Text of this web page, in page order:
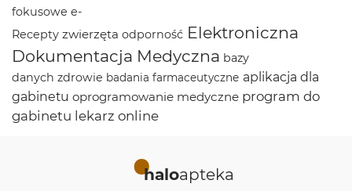
fokusowe e-
Recepty zwierzęta odporność Elektroniczna
Dokumentacja Medyczna bazy
danych zdrowie badania farmaceutyczne aplikacja dla
gabinetu oprogramowanie medyczne program do
gabinetu lekarz online
haloapteka